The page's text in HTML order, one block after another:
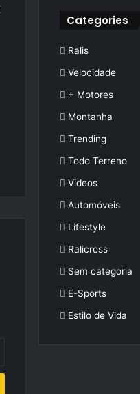
Categories
Ralis
Velocidade
+ Motores
Montanha
Trending
Todo Terreno
Videos
Automóveis
Lifestyle
Ralicross
Sem categoria
E-Sports
Estilo de Vida